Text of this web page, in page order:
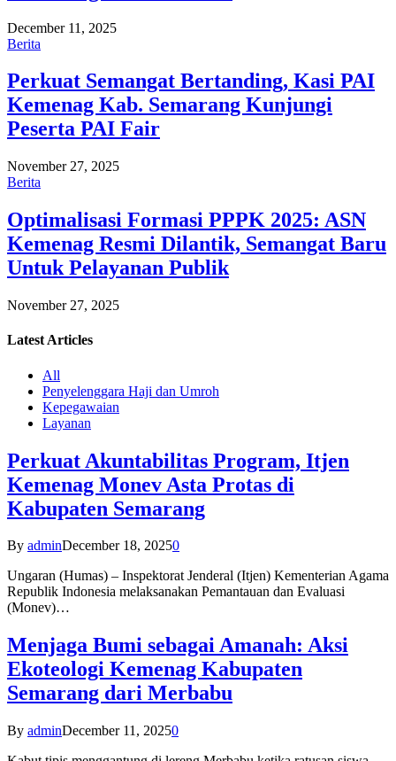
December 11, 2025
Berita
Perkuat Semangat Bertanding, Kasi PAI
Kemenag Kab. Semarang Kunjungi
Peserta PAI Fair
November 27, 2025
Berita
Optimalisasi Formasi PPPK 2025: ASN
Kemenag Resmi Dilantik, Semangat Baru
Untuk Pelayanan Publik
November 27, 2025
Latest Articles
All
Penyelenggara Haji dan Umroh
Kepegawaian
Layanan
Perkuat Akuntabilitas Program, Itjen
Kemenag Monev Asta Protas di
Kabupaten Semarang
By adminDecember 18, 20250
Ungaran (Humas) – Inspektorat Jenderal (Itjen) Kementerian Agama
Republik Indonesia melaksanakan Pemantauan dan Evaluasi
(Monev)…
Menjaga Bumi sebagai Amanah: Aksi
Ekoteologi Kemenag Kabupaten
Semarang dari Merbabu
By adminDecember 11, 20250